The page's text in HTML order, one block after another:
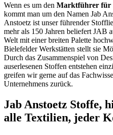
Wenn es um den Marktführer für
kommt man um den Namen Jab
Anstoetz ist unser führender
mehr als 150 Jahren beliefert JAB
Welt mit einer breiten Palette
Bielefelder Werkstätten stellt sie
Durch das Zusammenspiel von
auserlesenen Stoffen entstehen
greifen wir gerne auf das
Unternehmens zurück.
Jab Anstoetz Stoffe,
alle Textilien, jeder